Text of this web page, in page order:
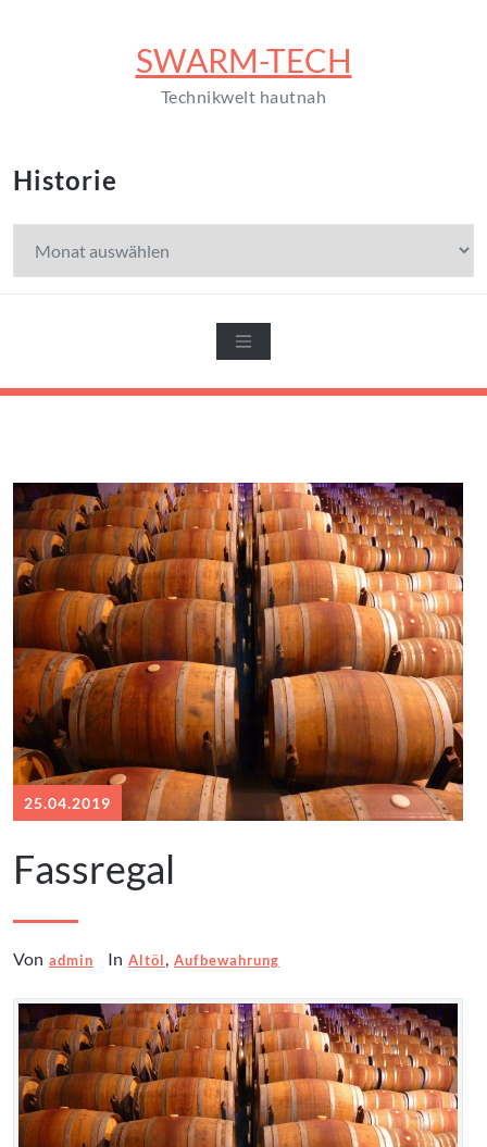
SWARM-TECH
Technikwelt hautnah
Historie
25.04.2019
Fassregal
Von admin In Altöl Aufbewahrung